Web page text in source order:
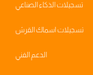
تسجيلات الذكاء الصناعي
تسجيلات اسماك القرش
الدعم الفني